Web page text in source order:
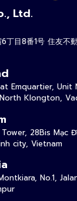
Ltd.
丁目8番1号 住友不
Emquartier, Unit
Klongton,
28Bis Mạc
city, Vietnam
No.1,